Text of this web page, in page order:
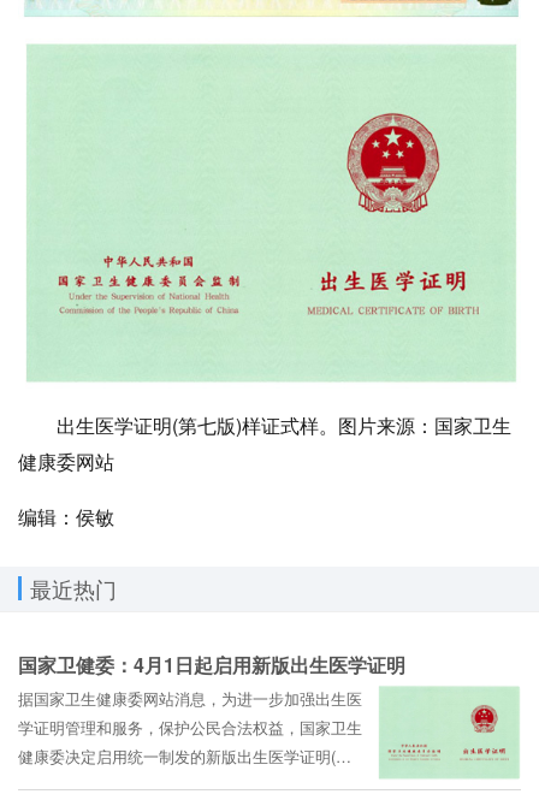
出生医学证明(第七版)样证式样。图片来源：国家卫生
健康委网站
编辑：侯敏
最近热门
国家卫健委：4月1日起启用新版出生医学证明
据国家卫生健康委网站消息，为进一步加强出生医
学证明管理和服务，保护公民合法权益，国家卫生
健康委决定启用统一制发的新版出生医学证明(第
七版)。 据悉，出生医学证明(第六版)签发日期截